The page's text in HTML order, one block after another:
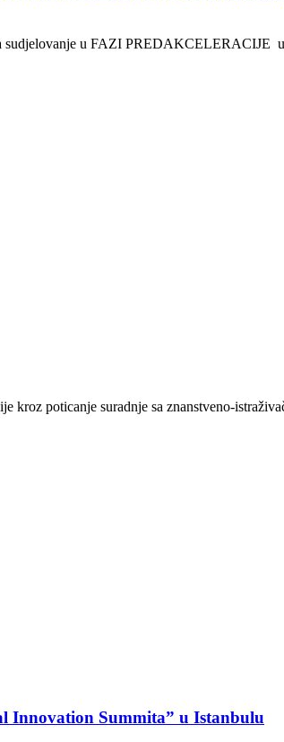
sudjelovanje u FAZI
kroz poticanje suradnje sa znanstveno-
Innovation Summita” u Istanbulu